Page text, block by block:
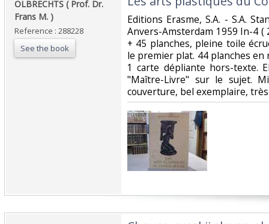
‎OLBRECHTS ( Prof. Dr.
Frans M. )‎
Reference : 288228
See the book
‎Editions Erasme, S.A. - S.A.
Anvers-Amsterdam 1959 In-4 (
+ 45 planches, pleine toile
le premier plat. 44 planches
1 carte dépliante hors-texte.
"Maître-Livre" sur le sujet.
couverture, bel exemplaire,